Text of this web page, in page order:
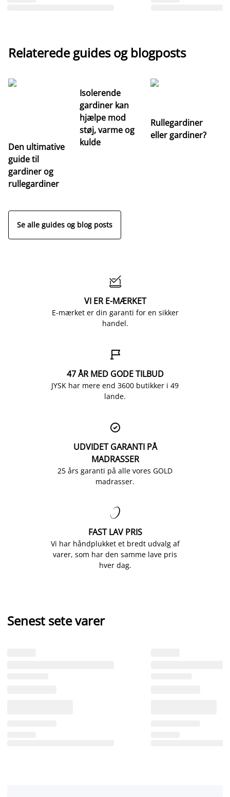
Relaterede guides og blogposts
Den ultimative
guide til
gardiner og
rullegardiner
Isolerende
gardiner kan
hjælpe mod
støj, varme og
kulde
Rullegardiner
eller gardiner?
Se alle guides og blog posts

VI ER E-MÆRKET
E-mærket er din garanti for en sikker
handel.

47 ÅR MED GODE TILBUD
JYSK har mere end 3600 butikker i 49
lande.

UDVIDET GARANTI PÅ
MADRASSER
25 års garanti på alle vores GOLD
madrasser.

FAST LAV PRIS
Vi har håndplukket et bredt udvalg af
varer, som har den samme lave pris
hver dag.
Senest sete varer